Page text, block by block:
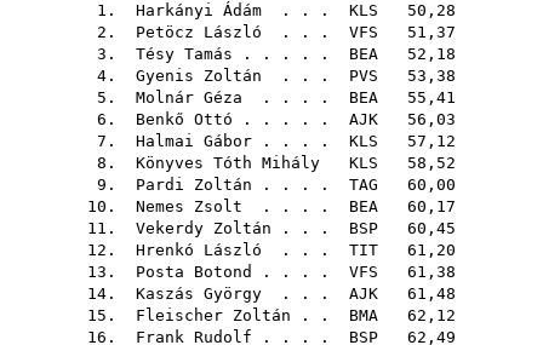
1. Harkányi Ádám . . . KLS 50,28
2. Petöcz László . . . VFS 51,37
3. Tésy Tamás . . . . . BEA 52,18
4. Gyenis Zoltán . . . PVS 53,38
5. Molnár Géza . . . . BEA 55,41
6. Benkő Ottó . . . . . AJK 56,03
7. Halmai Gábor . . . . KLS 57,12
8. Könyves Tóth Mihály KLS 58,52
9. Pardi Zoltán . . . . TAG 60,00
10. Nemes Zsolt . . . . BEA 60,17
11. Vekerdy Zoltán . . . BSP 60,45
12. Hrenkó László . . . TIT 61,20
13. Posta Botond . . . . VFS 61,38
14. Kaszás György . . . AJK 61,48
15. Fleischer Zoltán . . BMA 62,12
16. Frank Rudolf . . . . BSP 62,49